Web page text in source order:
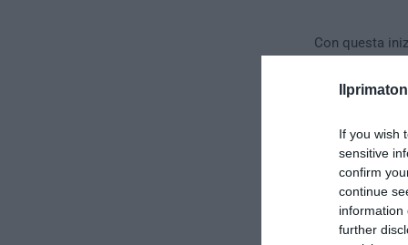
If you wish
sensitive
confirm
continue
information
further
Con questa
lungo il